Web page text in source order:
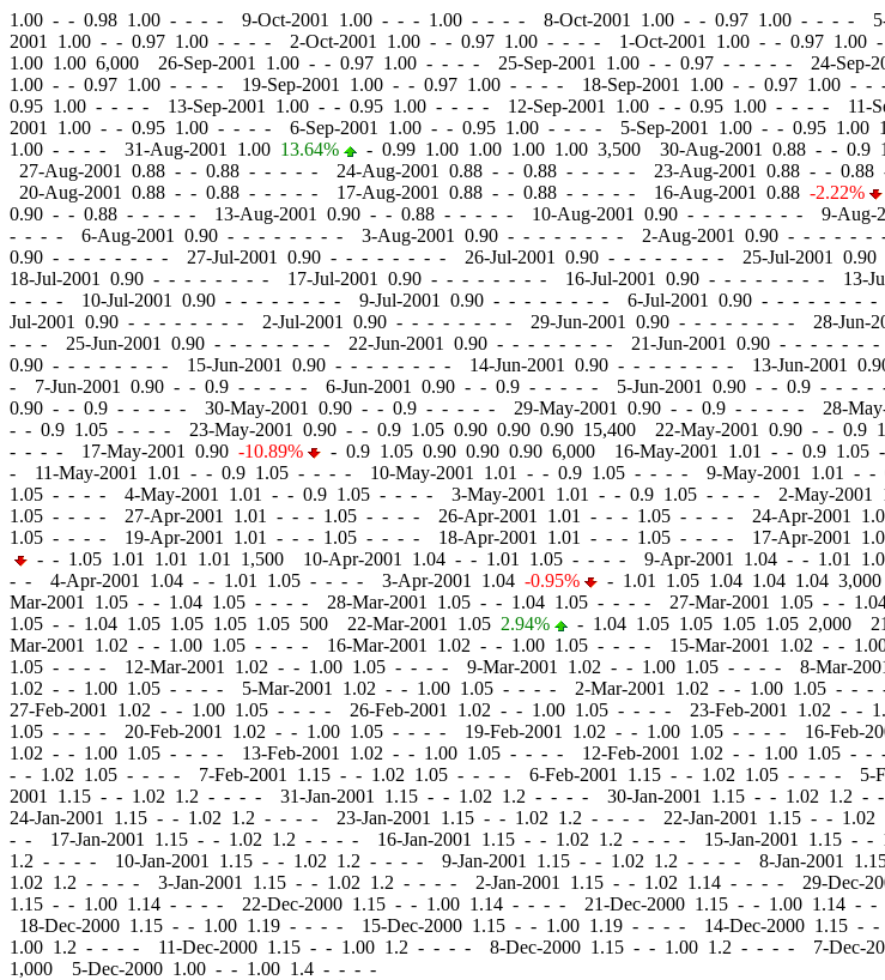
1.00 - - 0.98 1.00 - - - - 9-Oct-2001 1.00 - - - 1.00 - - - - 8-Oct-2001 1.00 - - 0.97 1.00 - - - - 5-
2001 1.00 - - 0.97 1.00 - - - - 2-Oct-2001 1.00 - - 0.97 1.00 - - - - 1-Oct-2001 1.00 - - 0.97 1.00
1.00 1.00 6,000 26-Sep-2001 1.00 - - 0.97 1.00 - - - - 25-Sep-2001 1.00 - - 0.97 - - - - - 24-Sep-
1.00 - - 0.97 1.00 - - - - 19-Sep-2001 1.00 - - 0.97 1.00 - - - - 18-Sep-2001 1.00 - - 0.97 1.00 - -
0.95 1.00 - - - - 13-Sep-2001 1.00 - - 0.95 1.00 - - - - 12-Sep-2001 1.00 - - 0.95 1.00 - - - - 11-
2001 1.00 - - 0.95 1.00 - - - - 6-Sep-2001 1.00 - - 0.95 1.00 - - - - 5-Sep-2001 1.00 - - 0.95 1.00
1.00 - - - - 31-Aug-2001 1.00 13.64% - 0.99 1.00 1.00 1.00 1.00 3,500 30-Aug-2001 0.88 - - 0.9
27-Aug-2001 0.88 - - 0.88 - - - - - 24-Aug-2001 0.88 - - 0.88 - - - - - 23-Aug-2001 0.88 - -
20-Aug-2001 0.88 - - 0.88 - - - - - 17-Aug-2001 0.88 - - 0.88 - - - - - 16-Aug-2001 0.88 -2.22%
0.90 - - 0.88 - - - - - 13-Aug-2001 0.90 - - 0.88 - - - - - 10-Aug-2001 0.90 - - - - - - - - 9-Aug-
- - - - 6-Aug-2001 0.90 - - - - - - - - 3-Aug-2001 0.90 - - - - - - - - 2-Aug-2001 0.90 - - - - - - -
0.90 - - - - - - - - 27-Jul-2001 0.90 - - - - - - - - 26-Jul-2001 0.90 - - - - - - - - 25-Jul-2001 0.90
18-Jul-2001 0.90 - - - - - - - - 17-Jul-2001 0.90 - - - - - - - - 16-Jul-2001 0.90 - - - - - - - - 13-
- - - - 10-Jul-2001 0.90 - - - - - - - - 9-Jul-2001 0.90 - - - - - - - - 6-Jul-2001 0.90 - - - - - - - -
Jul-2001 0.90 - - - - - - - - 2-Jul-2001 0.90 - - - - - - - - 29-Jun-2001 0.90 - - - - - - - - 28-Jun-
- - - 25-Jun-2001 0.90 - - - - - - - - 22-Jun-2001 0.90 - - - - - - - - 21-Jun-2001 0.90 - - - - - - -
0.90 - - - - - - - - 15-Jun-2001 0.90 - - - - - - - - 14-Jun-2001 0.90 - - - - - - - - 13-Jun-2001
- 7-Jun-2001 0.90 - - 0.9 - - - - - 6-Jun-2001 0.90 - - 0.9 - - - - - 5-Jun-2001 0.90 - - 0.9 - - - - -
0.90 - - 0.9 - - - - - 30-May-2001 0.90 - - 0.9 - - - - - 29-May-2001 0.90 - - 0.9 - - - - - 28-May-
- - 0.9 1.05 - - - - 23-May-2001 0.90 - - 0.9 1.05 0.90 0.90 0.90 15,400 22-May-2001 0.90 - - 0.9
- - - - 17-May-2001 0.90 -10.89% - 0.9 1.05 0.90 0.90 0.90 6,000 16-May-2001 1.01 - - 0.9 1.05
- 11-May-2001 1.01 - - 0.9 1.05 - - - - 10-May-2001 1.01 - - 0.9 1.05 - - - - 9-May-2001 1.01 - -
1.05 - - - - 4-May-2001 1.01 - - 0.9 1.05 - - - - 3-May-2001 1.01 - - 0.9 1.05 - - - - 2-May-2001
1.05 - - - - 27-Apr-2001 1.01 - - - 1.05 - - - - 26-Apr-2001 1.01 - - - 1.05 - - - - 24-Apr-2001
1.05 - - - - 19-Apr-2001 1.01 - - - 1.05 - - - - 18-Apr-2001 1.01 - - - 1.05 - - - - 17-Apr-2001
- - 1.05 1.01 1.01 1.01 1,500 10-Apr-2001 1.04 - - 1.01 1.05 - - - - 9-Apr-2001 1.04 - - 1.01
- - 4-Apr-2001 1.04 - - 1.01 1.05 - - - - 3-Apr-2001 1.04 -0.95% - 1.01 1.05 1.04 1.04 1.04
Mar-2001 1.05 - - 1.04 1.05 - - - - 28-Mar-2001 1.05 - - 1.04 1.05 - - - - 27-Mar-2001 1.05 - -
1.05 - - 1.04 1.05 1.05 1.05 1.05 500 22-Mar-2001 1.05 2.94% - 1.04 1.05 1.05 1.05 1.05 2,000
Mar-2001 1.02 - - 1.00 1.05 - - - - 16-Mar-2001 1.02 - - 1.00 1.05 - - - - 15-Mar-2001 1.02 - -
1.05 - - - - 12-Mar-2001 1.02 - - 1.00 1.05 - - - - 9-Mar-2001 1.02 - - 1.00 1.05 - - - - 8-Mar-
1.02 - - 1.00 1.05 - - - - 5-Mar-2001 1.02 - - 1.00 1.05 - - - - 2-Mar-2001 1.02 - - 1.00 1.05 - - -
27-Feb-2001 1.02 - - 1.00 1.05 - - - - 26-Feb-2001 1.02 - - 1.00 1.05 - - - - 23-Feb-2001 1.02 - -
1.05 - - - - 20-Feb-2001 1.02 - - 1.00 1.05 - - - - 19-Feb-2001 1.02 - - 1.00 1.05 - - - - 16-Feb-
1.02 - - 1.00 1.05 - - - - 13-Feb-2001 1.02 - - 1.00 1.05 - - - - 12-Feb-2001 1.02 - - 1.00 1.05 - -
- - 1.02 1.05 - - - - 7-Feb-2001 1.15 - - 1.02 1.05 - - - - 6-Feb-2001 1.15 - - 1.02 1.05 - - - - 5-
2001 1.15 - - 1.02 1.2 - - - - 31-Jan-2001 1.15 - - 1.02 1.2 - - - - 30-Jan-2001 1.15 - - 1.02 1.2 -
24-Jan-2001 1.15 - - 1.02 1.2 - - - - 23-Jan-2001 1.15 - - 1.02 1.2 - - - - 22-Jan-2001 1.15 - -
- - 17-Jan-2001 1.15 - - 1.02 1.2 - - - - 16-Jan-2001 1.15 - - 1.02 1.2 - - - - 15-Jan-2001 1.15 - -
1.2 - - - - 10-Jan-2001 1.15 - - 1.02 1.2 - - - - 9-Jan-2001 1.15 - - 1.02 1.2 - - - - 8-Jan-2001
1.02 1.2 - - - - 3-Jan-2001 1.15 - - 1.02 1.2 - - - - 2-Jan-2001 1.15 - - 1.02 1.14 - - - - 29-Dec-
1.15 - - 1.00 1.14 - - - - 22-Dec-2000 1.15 - - 1.00 1.14 - - - - 21-Dec-2000 1.15 - - 1.00 1.14 - -
18-Dec-2000 1.15 - - 1.00 1.19 - - - - 15-Dec-2000 1.15 - - 1.00 1.19 - - - - 14-Dec-2000 1.15 - -
1.00 1.2 - - - - 11-Dec-2000 1.15 - - 1.00 1.2 - - - - 8-Dec-2000 1.15 - - 1.00 1.2 - - - - 7-Dec-
1,000 5-Dec-2000 1.00 - - 1.00 1.4 - - - -